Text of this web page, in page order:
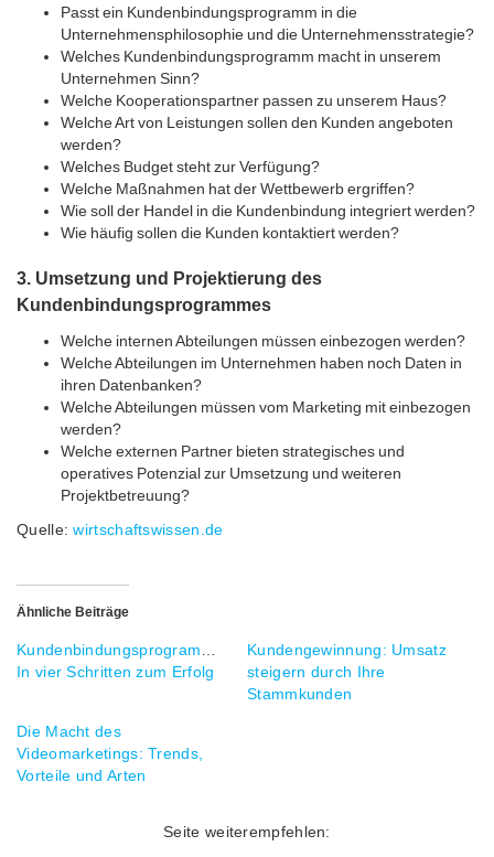
Passt ein Kundenbindungsprogramm in die
Unternehmensphilosophie und die Unternehmensstrategie?
Welches Kundenbindungsprogramm macht in unserem
Unternehmen Sinn?
Welche Kooperationspartner passen zu unserem Haus?
Welche Art von Leistungen sollen den Kunden angeboten
werden?
Welches Budget steht zur Verfügung?
Welche Maßnahmen hat der Wettbewerb ergriffen?
Wie soll der Handel in die Kundenbindung integriert werden?
Wie häufig sollen die Kunden kontaktiert werden?
3. Umsetzung und Projektierung des
Kundenbindungsprogrammes
Welche internen Abteilungen müssen einbezogen werden?
Welche Abteilungen im Unternehmen haben noch Daten in
ihren Datenbanken?
Welche Abteilungen müssen vom Marketing mit einbezogen
werden?
Welche externen Partner bieten strategisches und
operatives Potenzial zur Umsetzung und weiteren
Projektbetreuung?
Quelle:wirtschaftswissen.de
Ähnliche Beiträge
Kundenbindungsprogramme:
In vier Schritten zum Erfolg
Kundengewinnung: Umsatz
steigern durch Ihre
Stammkunden
Die Macht des
Videomarketings: Trends,
Vorteile und Arten
Seite weiterempfehlen: